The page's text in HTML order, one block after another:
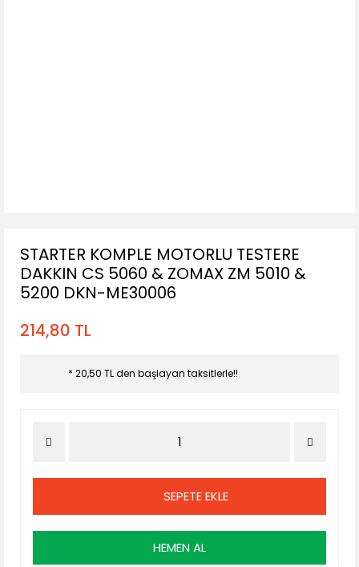
STARTER KOMPLE MOTORLU TESTERE
DAKKIN CS 5060 & ZOMAX ZM 5010 &
5200 DKN-ME30006
214,80 TL
* 20,50 TL den başlayan taksitlerle!!
SEPETE EKLE
HEMEN AL